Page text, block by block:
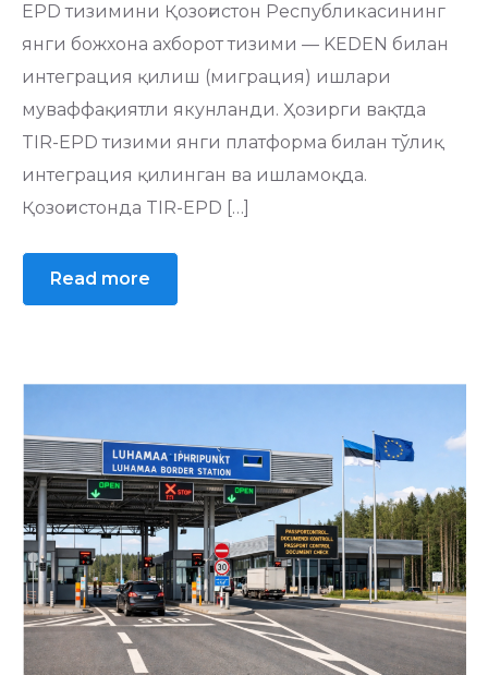
EPD тизимини Қозоғистон Республикасининг
янги божхона ахборот тизими — KEDEN билан
интеграция қилиш (миграция) ишлари
муваффақиятли якунланди. Ҳозирги вақтда
TIR-EPD тизими янги платформа билан тўлиқ
интеграция қилинган ва ишламоқда.
Қозоғистонда TIR-EPD […]
Read more